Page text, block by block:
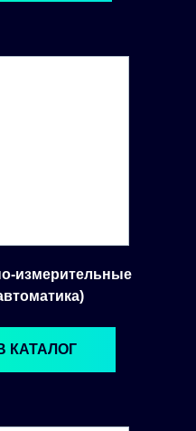
измерительные
КАТАЛОГ